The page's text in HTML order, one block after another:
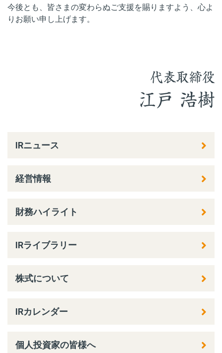
今後とも、皆さまの変わらぬご支援を賜りますよう、心よ
りお願い申し上げます。
IRニュース
経営情報
財務ハイライト
IRライブラリー
株式について
IRカレンダー
個人投資家の皆様へ